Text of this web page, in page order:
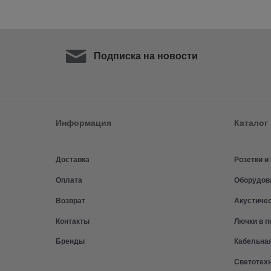
Подписка на новости
Информация
Доставка
Оплата
Возврат
Контакты
Бренды
Каталог
Розетки
Лючки в